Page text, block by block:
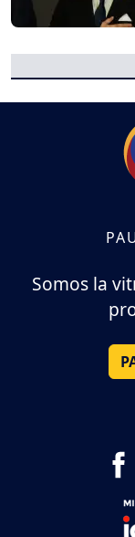
Somos la